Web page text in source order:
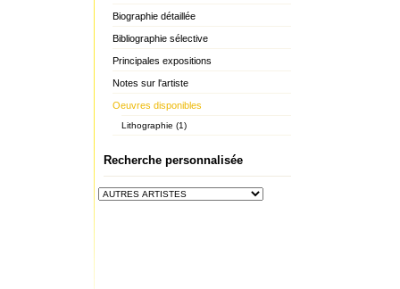
Biographie détaillée
Bibliographie sélective
Principales expositions
Notes sur l'artiste
Oeuvres disponibles
Lithographie (1)
Recherche personnalisée